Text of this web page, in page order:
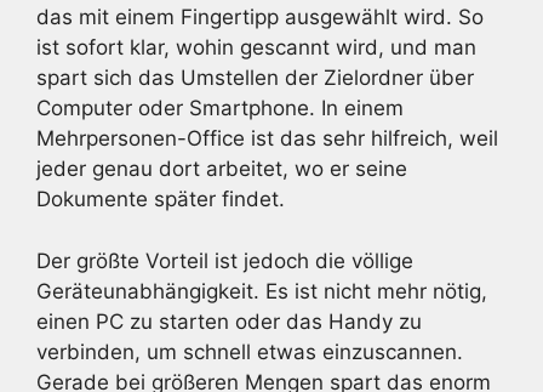
das mit einem Fingertipp ausgewählt wird. So
ist sofort klar, wohin gescannt wird, und man
spart sich das Umstellen der Zielordner über
Computer oder Smartphone. In einem
Mehrpersonen-Office ist das sehr hilfreich, weil
jeder genau dort arbeitet, wo er seine
Dokumente später findet.
Der größte Vorteil ist jedoch die völlige
Geräteunabhängigkeit. Es ist nicht mehr nötig,
einen PC zu starten oder das Handy zu
verbinden, um schnell etwas einzuscannen.
Gerade bei größeren Mengen spart das enorm